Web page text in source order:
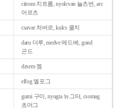
citrom 치트롬, nyolcvan 뇰츠번, arc
어르츠
csavar 처버르, kulcs 쿨치
daru 더루, medve 메드베, gond
곤드
dzsem 젬
elfog 엘포그
gumi 구미, nyugta 뉴그터, csomag
초머그